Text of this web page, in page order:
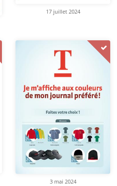
17 juillet 2024
3 mai 2024